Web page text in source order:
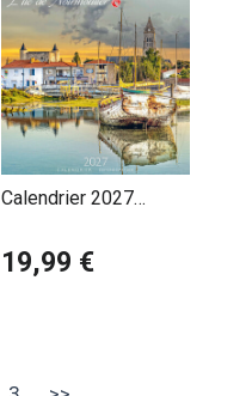
Calendrier 2027
Noirmoutier
19,99 €